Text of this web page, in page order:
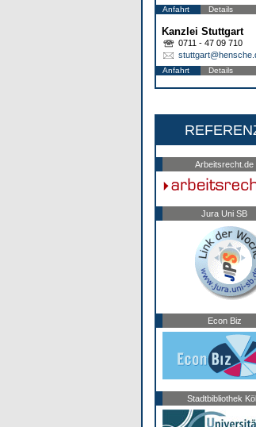
Anfahrt Details
Kanzlei Stuttgart
0711 - 47 09 710
Anfahrt Details
Arbeitsrecht.de
Jura Uni SB
Econ Biz
Stadtbibliothek